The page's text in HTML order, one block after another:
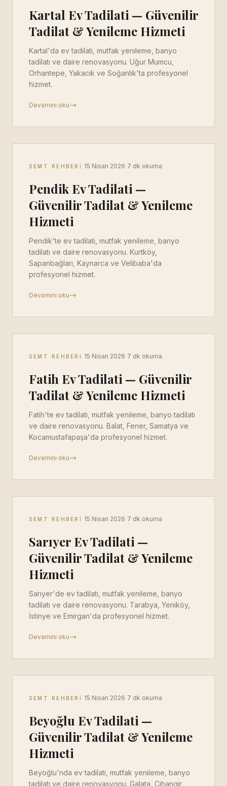
Kartal Ev Tadilati — Güvenilir
Tadilat & Yenileme Hizmeti
Kartal'da ev tadilati, mutfak yenileme, banyo
tadilatı ve daire renovasyonu. Uğur Mumcu,
Orhantepe, Yakacık ve Soğanlık'ta profesyonel
hizmet.
Devamını oku
SEMT REHBERI 15 Nisan 2026 7 dk okuma
Pendik Ev Tadilati —
Güvenilir Tadilat & Yenileme
Hizmeti
Pendik'te ev tadilati, mutfak yenileme, banyo
tadilatı ve daire renovasyonu. Kurtköy,
Sapanbağları, Kaynarca ve Velibaba'da
profesyonel hizmet.
Devamını oku
SEMT REHBERI 15 Nisan 2026 7 dk okuma
Fatih Ev Tadilati — Güvenilir
Tadilat & Yenileme Hizmeti
Fatih'te ev tadilati, mutfak yenileme, banyo tadilatı
ve daire renovasyonu. Balat, Fener, Samatya ve
Kocamustafapaşa'da profesyonel hizmet.
Devamını oku
SEMT REHBERI 15 Nisan 2026 7 dk okuma
Sarıyer Ev Tadilati —
Güvenilir Tadilat & Yenileme
Hizmeti
Sarıyer'de ev tadilati, mutfak yenileme, banyo
tadilatı ve daire renovasyonu. Tarabya, Yeniköy,
İstinye ve Emirgan'da profesyonel hizmet.
Devamını oku
SEMT REHBERI 15 Nisan 2026 7 dk okuma
Beyoğlu Ev Tadilati —
Güvenilir Tadilat & Yenileme
Hizmeti
Beyoğlu'nda ev tadilati, mutfak yenileme, banyo
tadilatı ve daire renovasyonu. Galata, Cihangir,